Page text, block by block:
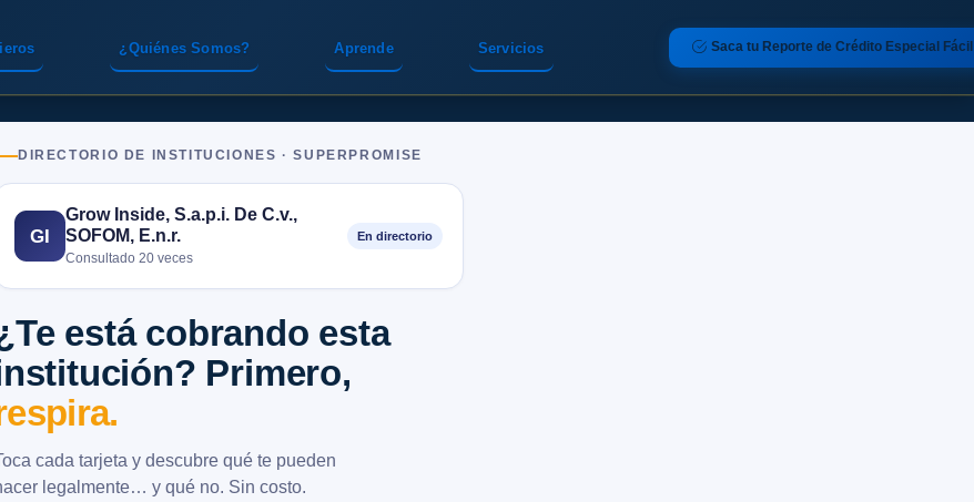
Servicios
¿Quiénes Somos? Aprende Saca tu Reporte de Crédito Especial Fácil
DIRECTORIO DE INSTITUCIONES · SUPERPROMISE
GI
Grow Inside, S.a.p.i. De C.v.,
SOFOM, E.n.r.
Consultado 20 veces
En directorio
está cobrando esta
Primero,
cada tarjeta y descubre qué te pueden
legalmente… y qué no. Sin costo.